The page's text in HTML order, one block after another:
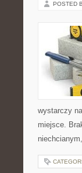
POSTED
wystarczy
miejsce.